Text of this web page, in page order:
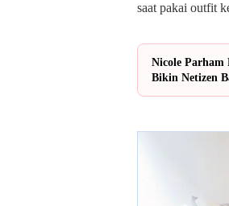
saat pakai outfit
Nicole Parham
Bikin Netizen